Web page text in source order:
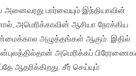
பார்வையும் இந்தியாவின்
அமெரிக்காவின் ஆசியா நோக்கிய
அழுத்தங்கள் ஆகும். இதில்
அமெரிக்கப்
ஆதரிக்கிறது. சீர் செய்யும்